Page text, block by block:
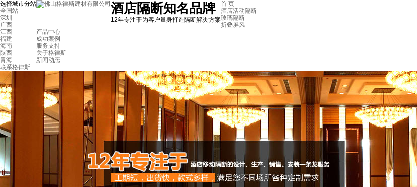
选择城市分站
全国站
深圳
广西
江西
福建
海南
陕西
青海
酒店隔断知名品牌
12年专注于为客户量身打造隔断解决方案
首 页
酒店活动隔断
玻璃隔断
折叠屏风
产品中心
成功案例
服务支持
关于格律斯
新闻动态
联系格律斯
顺德东城酒楼